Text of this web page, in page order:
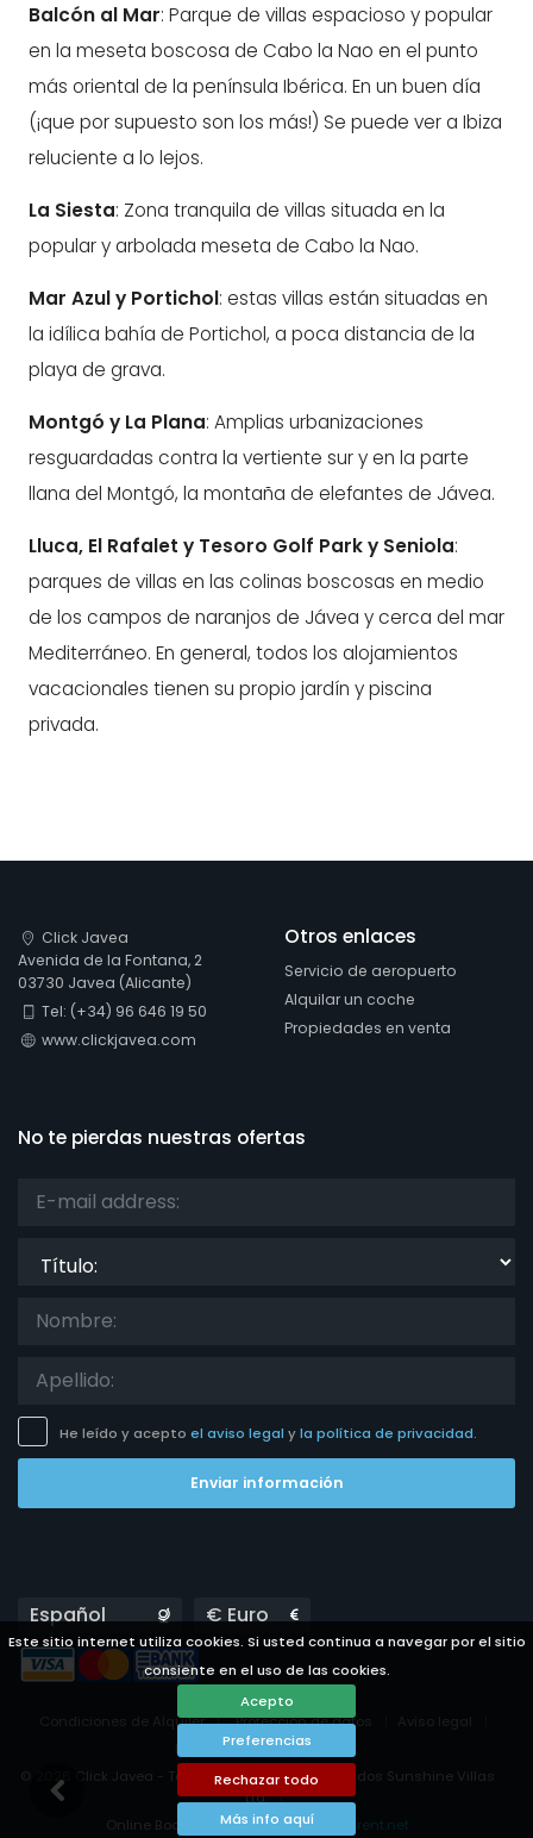
Este sitio internet utiliza cookies. Si usted continua a navegar por el sitio
consiente en el uso de las cookies.
Acepto
Preferencias
Rechazar todo
Más info aquí
Balcón al Mar: Parque de villas espacioso y popular
en la meseta boscosa de Cabo la Nao en el punto
más oriental de la península Ibérica. En un buen día
(¡que por supuesto son los más!) Se puede ver a Ibiza
reluciente a lo lejos.
La Siesta: Zona tranquila de villas situada en la
popular y arbolada meseta de Cabo la Nao.
Mar Azul y Portichol: estas villas están situadas en
la idílica bahía de Portichol, a poca distancia de la
playa de grava.
Montgó y La Plana: Amplias urbanizaciones
resguardadas contra la vertiente sur y en la parte
llana del Montgó, la montaña de elefantes de Jávea.
Lluca, El Rafalet y Tesoro Golf Park y Seniola:
parques de villas en las colinas boscosas en medio
de los campos de naranjos de Jávea y cerca del mar
Mediterráneo. En general, todos los alojamientos
vacacionales tienen su propio jardín y piscina
privada.
Click Javea
Avenida de la Fontana, 2
03730 Javea (Alicante)
Tel: (+34) 96 646 19 50
www.clickjavea.com
Otros enlaces
Servicio de aeropuerto
Alquilar un coche
Propiedades en venta
No te pierdas nuestras ofertas
He leído y acepto el aviso legal yla política de privacidad.
Enviar información
Languages Currencies
Condiciones de Alquiler Protección de datos
Preferencias de cookies
© 2026 Click Javea - Todos los derechos reservados Sunshine Villas
Ltd.
Online Booking System Powered by
i-rent.net